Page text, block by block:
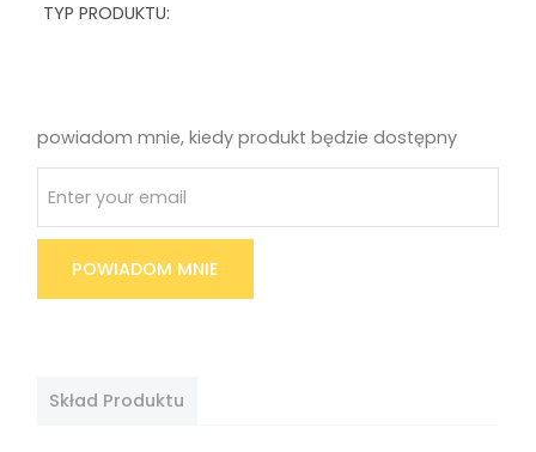
TYP PRODUKTU:
powiadom mnie, kiedy produkt będzie dostępny
POWIADOM MNIE
Skład Produktu